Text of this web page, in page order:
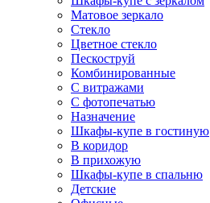
Матовое зеркало
Стекло
Цветное стекло
Пескоструй
Комбинированные
С витражами
С фотопечатью
Назначение
Шкафы-купе в гостиную
В коридор
В прихожую
Шкафы-купе в спальню
Детские